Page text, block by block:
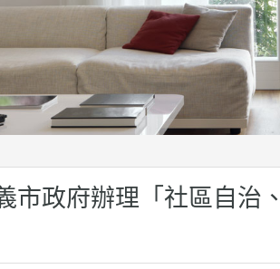
市政府辦理「社區自治